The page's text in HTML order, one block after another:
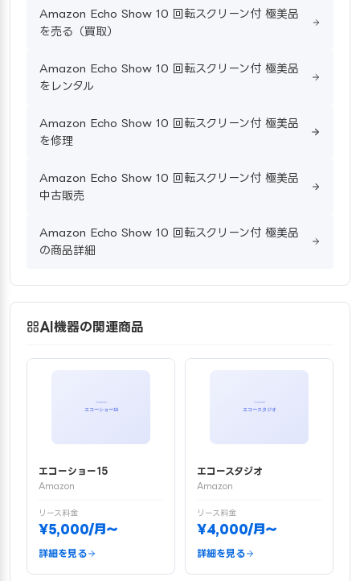
Amazon Echo Show 10 回転スクリーン付 極美品
を売る（買取）
Amazon Echo Show 10 回転スクリーン付 極美品
をレンタル
Amazon Echo Show 10 回転スクリーン付 極美品
を修理
Amazon Echo Show 10 回転スクリーン付 極美品
中古販売
Amazon Echo Show 10 回転スクリーン付 極美品
の商品詳細
AI機器の関連商品
エコーショー15
Amazon
リース料金
¥5,000/月〜
詳細を見る
エコースタジオ
Amazon
リース料金
¥4,000/月〜
詳細を見る